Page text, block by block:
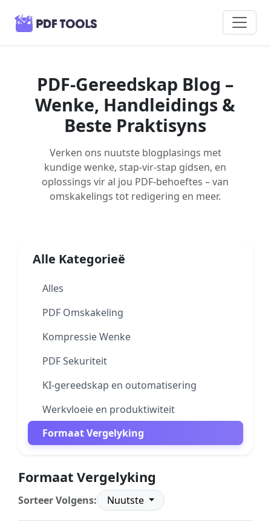
PDF-Gereedskap Blog –
Wenke, Handleidings &
Beste Praktisyns
Verken ons nuutste blogplasings met
kundige wenke, stap-vir-stap gidsen, en
oplossings vir al jou PDF-behoeftes – van
omskakelings tot redigering en meer.
Alle Kategorieë
Alles
PDF Omskakeling
Kompressie Wenke
PDF Sekuriteit
KI-gereedskap en outomatisering
Werkvloeie en produktiwiteit
Formaat Vergelyking
Formaat Vergelyking
Sorteer Volgens: Nuutste